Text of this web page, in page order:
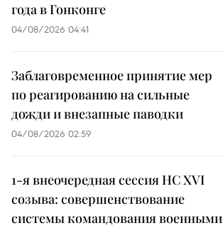
года в Гонконге
04/08/2026 04:41
Заблаговременное принятие мер
по реагированию на сильные
дожди и внезапные паводки
04/08/2026 02:59
1-я внеочередная сессия НС XVI
созыва: совершенствование
системы командования военными